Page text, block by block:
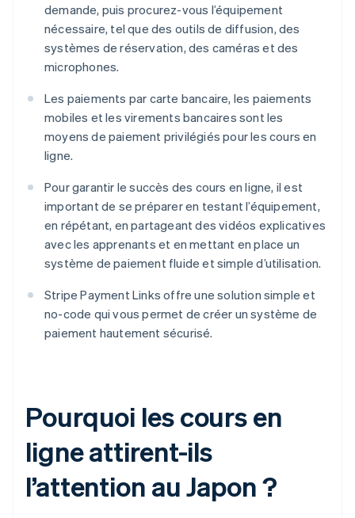
demande, puis procurez-vous l’équipement
nécessaire, tel que des outils de diffusion, des
systèmes de réservation, des caméras et des
microphones.
Les paiements par carte bancaire, les paiements
mobiles et les virements bancaires sont les
moyens de paiement privilégiés pour les cours en
ligne.
Pour garantir le succès des cours en ligne, il est
important de se préparer en testant l’équipement,
en répétant, en partageant des vidéos explicatives
avec les apprenants et en mettant en place un
système de paiement fluide et simple d’utilisation.
Stripe Payment Links offre une solution simple et
no-code qui vous permet de créer un système de
paiement hautement sécurisé.
Pourquoi les cours en
ligne attirent-ils
l’attention au Japon ?